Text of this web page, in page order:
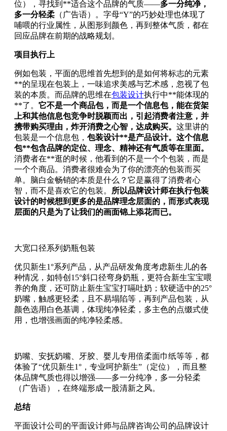
位），寻找到**适合这个品牌的气质——多一分纯净，
多一分轻柔 （广告语）。字母“Y”的巧妙处理也体现了
哺喂的行业属性，从图形到颜色，再到整体气质，都在
回应品牌在前期的战略规划。
项目执行上
例如包装，平面的思维首先想到的是如何将标志的元素
**的呈现在包装上，一味追求美感与艺术感，忽视了包
装的本质。而品牌的思维在包装设计执行中**能体现的
**了。 它不是一个商品包，而是一个信息包，能在货架
上和其他信息包竞争时脱颖而出，引起消费者注意，并
携带购买理由，炸开消费之心智，达成购买。 这里讲的
包装是一个信息包， 包装设计**是产品设计。这个信息
包**包含品牌的定位、理念、精神还有气质等在里面。
消费者在**逛的时候，他看到的不是一个个包装，而是
一个个商品。消费者很难会为了你的漂亮的包装而买
单。脑白金畅销的本质是什么？它是赢得了消费者心
智，而不是喜欢它的包装。 所以品牌设计师在执行包装
设计的时候想到更多的是品牌理念层面的，而形式表现
层面的只是为了让我们的画面锦上添花而已。
大宽口径系列奶瓶包装
优贝新生1°系列产品，从产品研发角度考虑新生儿的各
种情况，如特创15°斜口径弯身奶瓶，更符合新生宝宝喂
养的角度，还可防止新生宝宝打嗝吐奶；软硬适中的25°
奶嘴，触感更轻柔，且不易塌陷等，再到产品包装，从
颜色选用白色基调，体现纯净轻柔，多主色的点缀式使
用，也增强画面的纯净轻柔感。
奶嘴、安抚奶嘴、牙胶、婴儿专用倍柔面巾纸等等，都
体验了“优贝新生1°，专业呵护新生”（定位），而且整
体品牌气质也得以增强——多一分纯净，多一分轻柔
（广告语），在终端形成一股清新之风。
总结
平面设计公司的平面设计师与品牌咨询公司的品牌设计